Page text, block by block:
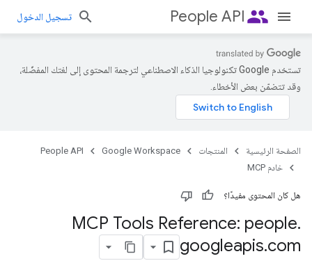
people
People API تسجيل الدخول
تستخدم Google تكنولوجيا الذكاء الاصطناعي لترجمة المحتوى إلى لغتك المفضّلة،
وقد تتضمّن بعض الأخطاء.
الصفحة الرئيسية المنتجات Google Workspace
People API
خادم MCP
هل كان المحتوى مفيدًا؟
MCP Tools Reference: people.
googleapis.com